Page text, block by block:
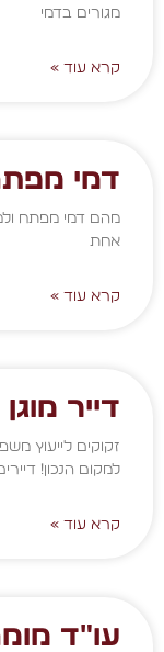
מגורים בדמי
קרא עוד »
דמי
מהם דמי מפתח
אחת
קרא עוד »
דייר
זקוקים לייעוץ
למקום הנכון!
קרא עוד »
עו"ד